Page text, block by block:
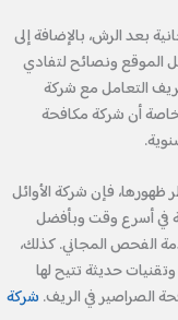
بعد الرش، بالإضافة إلى
ونصائح لتفادي
التعامل مع شركة
أن شركة مكافحة
فإن شركة الأوائل
أسرع وقت وبأفضل
الفحص المجاني. كذلك،
حديثة تتيح لها
الصراصير في الريف.شركة